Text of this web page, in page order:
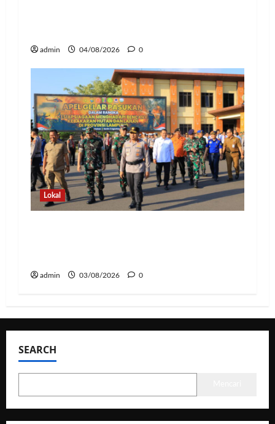
admin 04/08/2026 0
Lokal
admin 03/08/2026 0
SEARCH